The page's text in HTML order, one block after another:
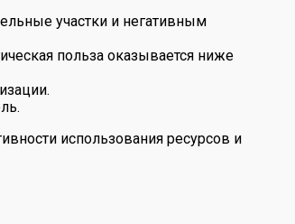
участки и негативным
польза оказывается ниже
использования ресурсов и